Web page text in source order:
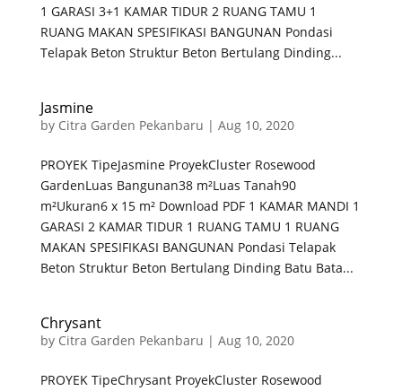
1 GARASI 3+1 KAMAR TIDUR 2 RUANG TAMU 1
RUANG MAKAN SPESIFIKASI BANGUNAN Pondasi
Telapak Beton Struktur Beton Bertulang Dinding...
Jasmine
by Citra Garden Pekanbaru | Aug 10, 2020
PROYEK TipeJasmine ProyekCluster Rosewood
GardenLuas Bangunan38 m²Luas Tanah90
m²Ukuran6 x 15 m² Download PDF 1 KAMAR MANDI 1
GARASI 2 KAMAR TIDUR 1 RUANG TAMU 1 RUANG
MAKAN SPESIFIKASI BANGUNAN Pondasi Telapak
Beton Struktur Beton Bertulang Dinding Batu Bata...
Chrysant
by Citra Garden Pekanbaru | Aug 10, 2020
PROYEK TipeChrysant ProyekCluster Rosewood